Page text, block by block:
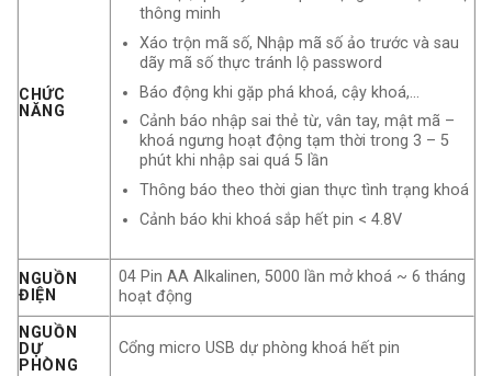
CHỨC
NĂNG
thông minh
Xáo trộn mã số, Nhập mã số ảo trước và sau
dãy mã số thực tránh lộ password
Báo động khi gặp phá khoá, cậy khoá,…
Cảnh báo nhập sai thẻ từ, vân tay, mật mã –
khoá ngưng hoạt động tạm thời trong 3 – 5
phút khi nhập sai quá 5 lần
Thông báo theo thời gian thực tình trạng khoá
Cảnh báo khi khoá sắp hết pin < 4.8V
NGUỒN
ĐIỆN
04 Pin AA Alkalinen, 5000 lần mở khoá ~ 6 tháng
hoạt động
NGUỒN
DỰ
PHÒNG
Cổng micro USB dự phòng khoá hết pin